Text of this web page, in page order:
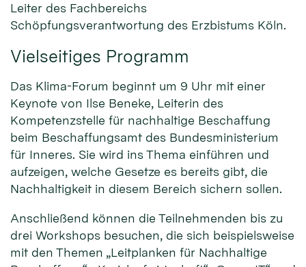
Leiter des Fachbereichs
Schöpfungsverantwortung des Erzbistums Köln.
Vielseitiges Programm
Das Klima-Forum beginnt um 9 Uhr mit einer
Keynote von Ilse Beneke, Leiterin des
Kompetenzstelle für nachhaltige Beschaffung
beim Beschaffungsamt des Bundesministerium
für Inneres. Sie wird ins Thema einführen und
aufzeigen, welche Gesetze es bereits gibt, die
Nachhaltigkeit in diesem Bereich sichern sollen.
Anschließend können die Teilnehmenden bis zu
drei Workshops besuchen, die sich beispielsweise
mit den Themen „Leitplanken für Nachhaltige